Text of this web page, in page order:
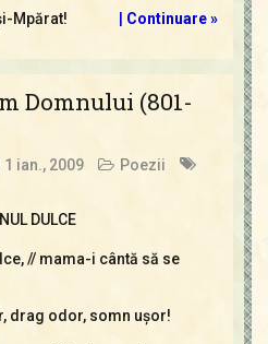
Mpărat! | Continuare »
Domnului (801-
1 ian., 2009 Poezii
DULCE
// mama-i cântă să se
drag odor, somn uşor!